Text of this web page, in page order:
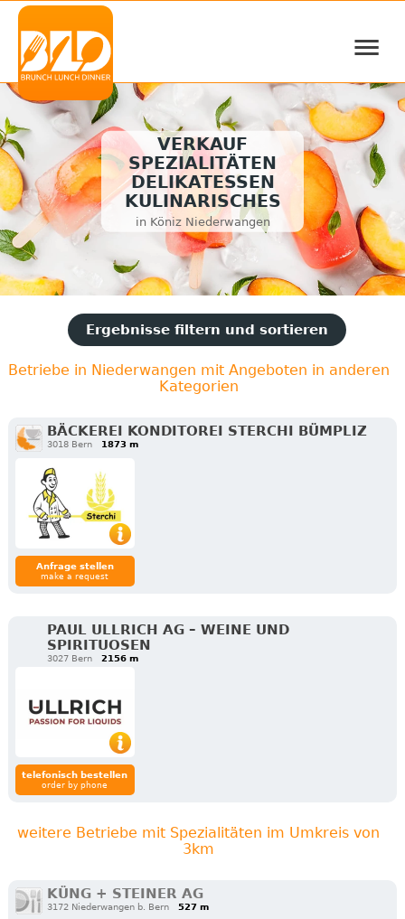
≡
VERKAUF
SPEZIALITÄTEN
DELIKATESSEN
KULINARISCHES
in Köniz Niederwangen
Ergebnisse filtern und sortieren
Betriebe in Niederwangen mit Angeboten in anderen
Kategorien
BÄCKEREI KONDITOREI STERCHI BÜMPLIZ
3018 Bern 1873 m
Anfrage stellen
make a request
PAUL ULLRICH AG – WEINE UND
SPIRITUOSEN
3027 Bern 2156 m
telefonisch bestellen
order by phone
weitere Betriebe mit Spezialitäten im Umkreis von
3km
KÜNG + STEINER AG
3172 Niederwangen b. Bern 527 m